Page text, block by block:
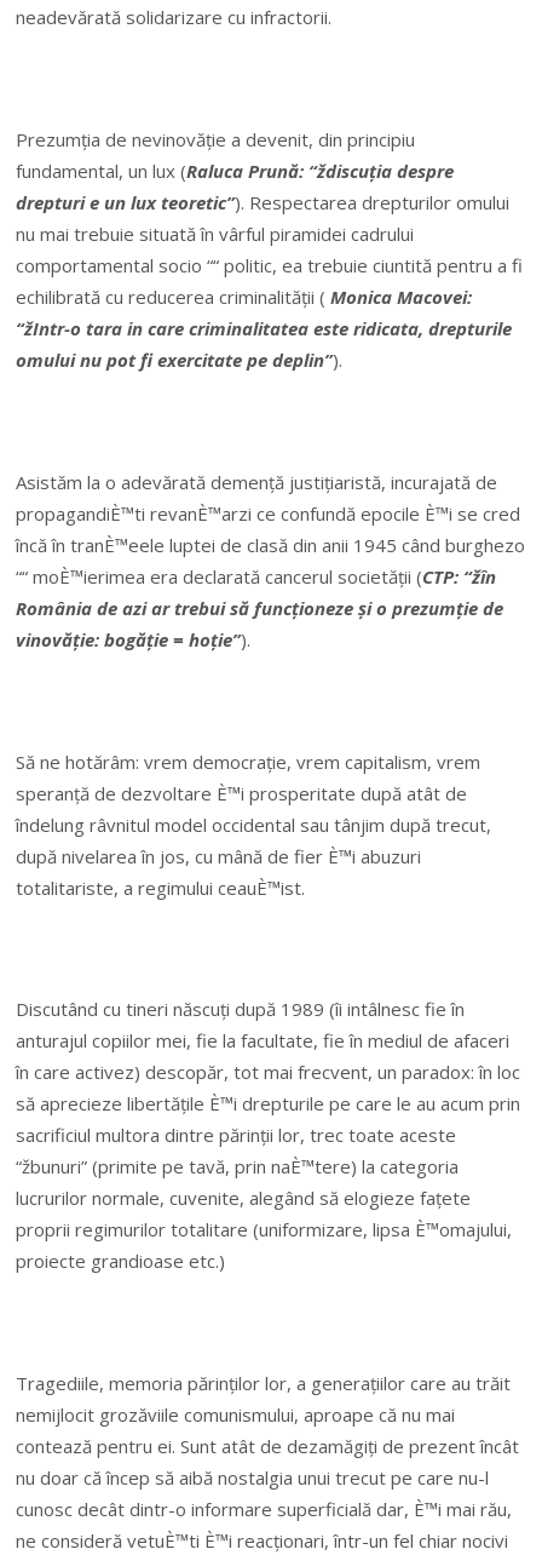
neadevărată solidarizare cu infractorii.
Prezumția de nevinovăție a devenit, din principiu
fundamental, un lux (Raluca Prună: “ždiscuția despre
drepturi e un lux teoretic”). Respectarea drepturilor omului
nu mai trebuie situată în vârful piramidei cadrului
comportamental socio ““ politic, ea trebuie ciuntită pentru a fi
echilibrată cu reducerea criminalității (Monica Macovei:
“žIntr-o tara in care criminalitatea este ridicata, drepturile
omului nu pot fi exercitate pe deplin”).
Asistăm la o adevărată demență justițiaristă, incurajată de
propagandiÈ™ti revanÈ™arzi ce confundă epocile È™i se cred
încă în tranÈ™eele luptei de clasă din anii 1945 când burghezo
““ moÈ™ierimea era declarată cancerul societății (CTP: “žîn
România de azi ar trebui să funcționeze și o prezumție de
vinovăție: bogăție = hoție”).
Să ne hotărâm: vrem democrație, vrem capitalism, vrem
speranță de dezvoltare È™i prosperitate după atât de
îndelung râvnitul model occidental sau tânjim după trecut,
după nivelarea în jos, cu mână de fier È™i abuzuri
totalitariste, a regimului ceauÈ™ist.
Discutând cu tineri născuți după 1989 (îi intâlnesc fie în
anturajul copiilor mei, fie la facultate, fie în mediul de afaceri
în care activez) descopăr, tot mai frecvent, un paradox: în loc
să aprecieze libertățile È™i drepturile pe care le au acum prin
sacrificiul multora dintre părinții lor, trec toate aceste
“žbunuri” (primite pe tavă, prin naÈ™tere) la categoria
lucrurilor normale, cuvenite, alegând să elogieze fațete
proprii regimurilor totalitare (uniformizare, lipsa È™omajului,
proiecte grandioase etc.)
Tragediile, memoria părinților lor, a generațiilor care au trăit
nemijlocit grozăviile comunismului, aproape că nu mai
contează pentru ei. Sunt atât de dezamăgiți de prezent încât
nu doar că încep să aibă nostalgia unui trecut pe care nu-l
cunosc decât dintr-o informare superficială dar, È™i mai rău,
ne consideră vetuÈ™ti È™i reacționari, într-un fel chiar nocivi